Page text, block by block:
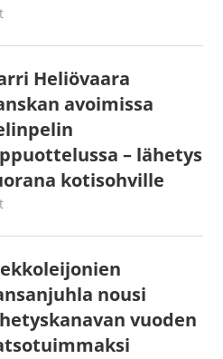
Heliövaara
avoimissa
– lähetys
kotisohville
nousi
vuoden